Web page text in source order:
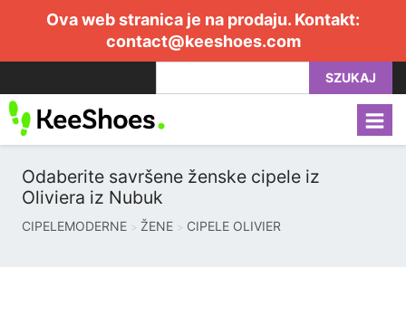
Ova web stranica je na prodaju. Kontakt:
contact@keeshoes.com
SZUKAJ
Odaberite savršene ženske cipele iz
Oliviera iz Nubuk
CIPELEMODERNE ŽENE CIPELE OLIVIER